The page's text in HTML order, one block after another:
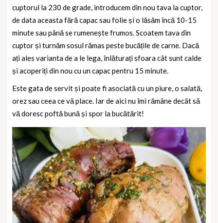
cuptorul la 230 de grade, introducem din nou tava la cuptor,
de data aceasta fără capac sau folie și o lăsăm încă 10-15
minute sau până se rumenește frumos. Scoatem tava din
cuptor și turnăm sosul rămas peste bucățile de carne. Dacă
ați ales varianta de a le lega, înlăturați sfoara cât sunt calde
și acoperiți din nou cu un capac pentru 15 minute.
Este gata de servit și poate fi asociată cu un piure, o salată,
orez sau ceea ce vă place. Iar de aici nu îmi rămâne decât să
vă doresc poftă bună și spor la bucătărit!